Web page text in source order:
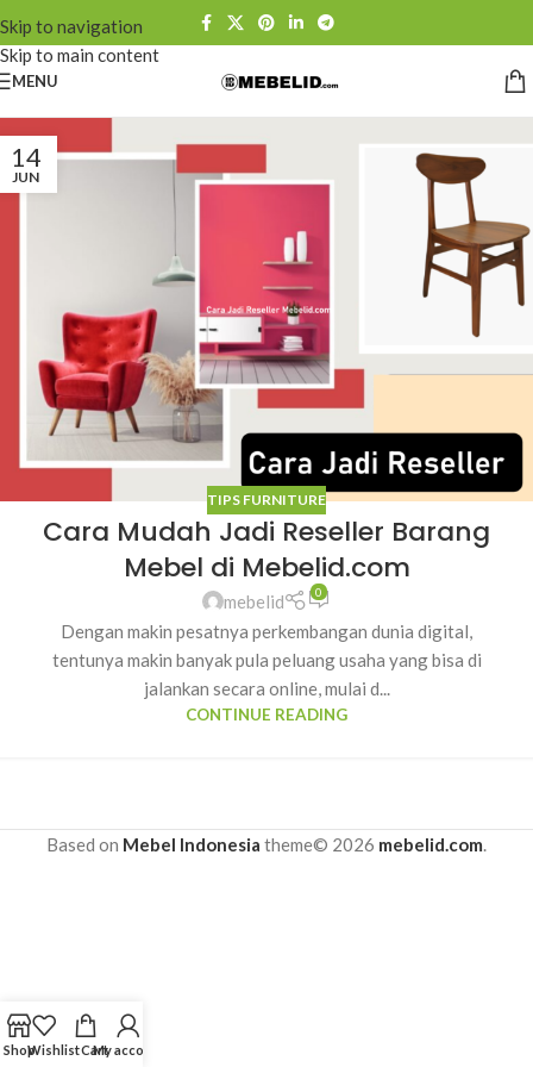
Skip to navigation
Skip to main content
MENU
14
JUN
TIPS FURNITURE
Cara Mudah Jadi Reseller Barang
Mebel di Mebelid.com
mebelid 0
Dengan makin pesatnya perkembangan dunia digital,
tentunya makin banyak pula peluang usaha yang bisa di
jalankan secara online, mulai d...
CONTINUE READING
Based on Mebel Indonesia theme© 2026 mebelid.com.
ShopWishlistCartMy account